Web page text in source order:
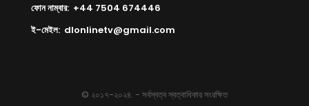
ফোন নাম্বার: +44 7504 674446
ই-মেইল: dlonlinetv@gmail.com
© ২০১৭-২০২৪. - সর্বস্বত্ব স্বত্বাধিকার সংরক্ষিত